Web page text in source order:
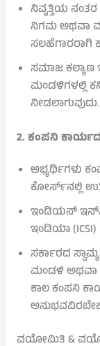
ನಿವೃತ್ತಿಯ
ನಿಗಮ ಅಥವಾ
ಸಲಹೆಗಾರರಾಗಿ
ಸಮಾಜ
ಮಂಡಳಿಗಳಲ್ಲಿ
ನೀಡಲಾಗುವುದು.
2. ಕಂಪನಿ
ಅಭ್ಯರ್ಥಿಗಳು
ಕೋರ್ಸ್‌ನಲ್ಲಿ
ಇಂಡಿಯನ್
ಇಂಡಿಯಾ (ICSI)
ಸರ್ಕಾರದ
ಮಂಡಳಿ ಅಥವಾ
ಕಾಲ ಕಂಪನಿ
ವಯೋಮಿತಿ &